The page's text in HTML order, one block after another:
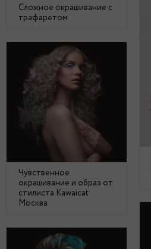
Сложное окрашивание с
трафаретом
Чувственное
окрашивание и образ от
стилиста Kawaicat
Москва